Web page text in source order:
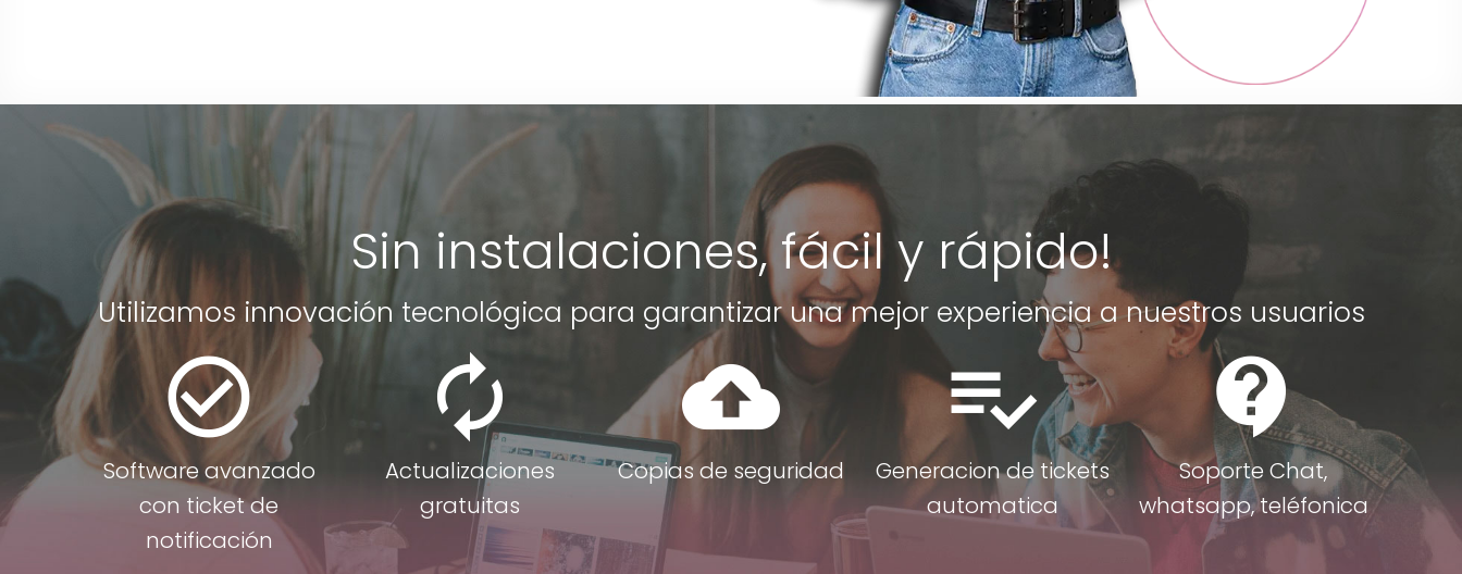
Sin instalaciones, fácil y rápido!
Utilizamos innovación tecnológica para garantizar una mejor experiencia a nuestros usuarios
check_circle_outline
Software avanzado
con ticket de
notificación
autorenew
Actualizaciones
gratuitas
cloud_upload
Copias de seguridad
playlist_add_check
Generacion de tickets
automatica
contact_support
Soporte Chat,
whatsapp, teléfonica